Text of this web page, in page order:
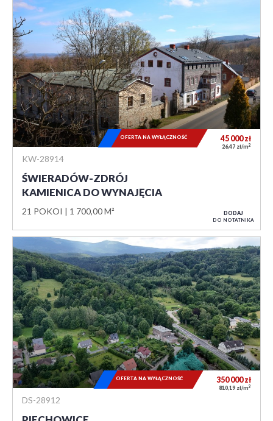
KW-28914
ŚWIERADÓW-ZDRÓJ
KAMIENICA DO WYNAJĘCIA
21 POKOI 1 700,00 M²
45 000zł
26,47 zł/m2
OFERTA NA WYŁĄCZNOŚĆ
DODAJ
DO NOTATNIKA
DS-28912
350 000zł
810,19 zł/m2
OFERTA NA WYŁĄCZNOŚĆ